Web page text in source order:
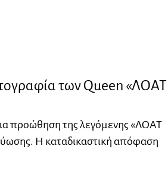
των Queen «ΛΟΑΤ
προώθηση της λεγόμενης «ΛΟΑΤ
Η καταδικαστική απόφαση